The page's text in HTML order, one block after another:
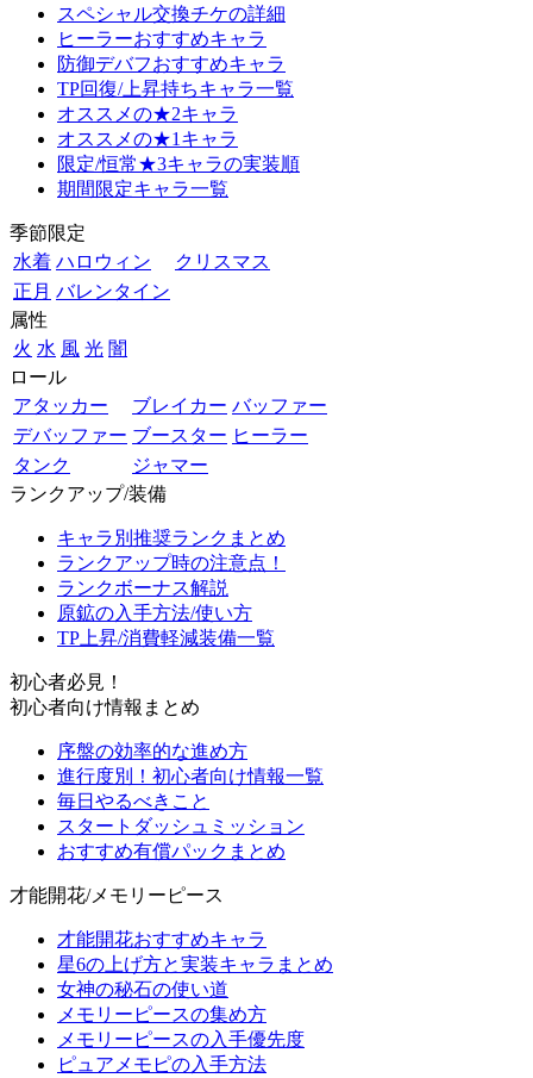
スペシャル交換チケの詳細
ヒーラーおすすめキャラ
防御デバフおすすめキャラ
TP回復/上昇持ちキャラ一覧
オススメの★2キャラ
オススメの★1キャラ
限定/恒常★3キャラの実装順
期間限定キャラ一覧
季節限定
水着 ハロウィン
クリスマス
正月 バレンタイン
属性
火 水 風 光 闇
ロール
アタッカー
ブレイカー バッファー
デバッファー ブースター ヒーラー
タンク
ジャマー
ランクアップ/装備
キャラ別推奨ランクまとめ
ランクアップ時の注意点！
ランクボーナス解説
原鉱の入手方法/使い方
TP上昇/消費軽減装備一覧
初心者必見！
初心者向け情報まとめ
序盤の効率的な進め方
進行度別！初心者向け情報一覧
毎日やるべきこと
スタートダッシュミッション
おすすめ有償パックまとめ
才能開花/メモリーピース
才能開花おすすめキャラ
星6の上げ方と実装キャラまとめ
女神の秘石の使い道
メモリーピースの集め方
メモリーピースの入手優先度
ピュアメモピの入手方法